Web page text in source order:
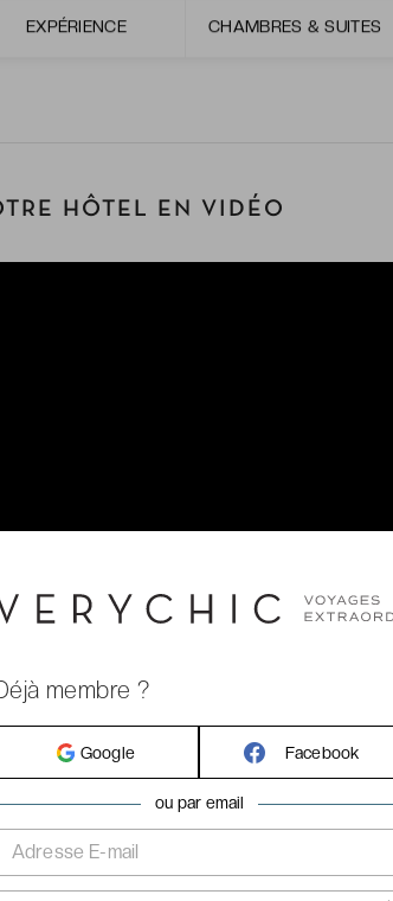
EXPÉRIENCE CHAMBRES & SUITES
qui est mise à l’honneur dans les espaces
HÔTEL EN VIDÉO
CORNICHE ★★★★★
membre ?
Google Facebook
ou par email
Adresse E-mail